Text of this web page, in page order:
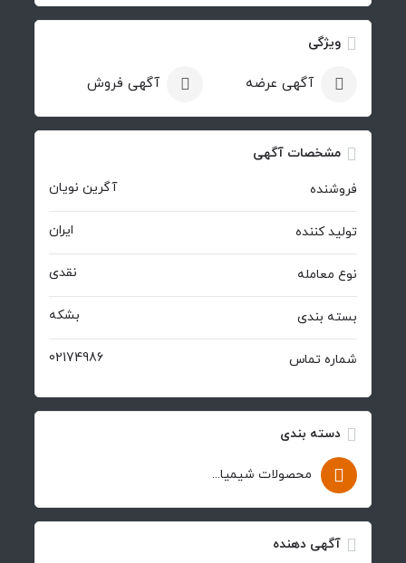
ویژگی
آگهی عرضه آگهی فروش
مشخصات آگهی
فروشنده آگرین نویان
تولید کننده ایران
نوع معامله نقدی
بسته بندی بشکه
شماره تماس 02174986
دسته بندی
محصولات شیمیایی
آگهی دهنده